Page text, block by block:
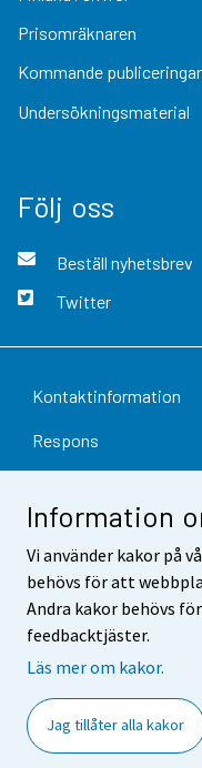
Information
Vi använder kakor på
behövs för att
Andra kakor behövs
feedbacktjäster.
Läs mer om kakor.
Jag tillåter alla kakor
Prisomräknaren
Kommande publiceringar
Undersökningsmaterial
Följ oss
Beställ nyhetsbrev
Twitter
Kontaktinformation
Respons
Dataskydd
Tillgänglighet
Information om
Cookie-inställningar